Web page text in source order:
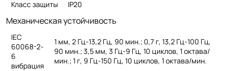
Класс защиты IP20
Механическая устойчивость
IEC
60068-2-
6
вибрация
1 мм, 2 Гц-13,2 Гц, 90 мин.; 0,7 г, 13,2 Гц-100 Гц,
90 мин.; 3,5 мм, 3 Гц-9 Гц, 10 циклов, 1 октава/
мин.; 1 г, 9 Гц-150 Гц, 10 циклов, 1 октава/мин.